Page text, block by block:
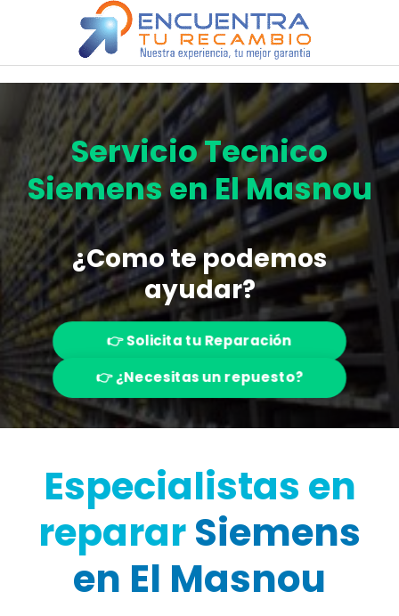
Servicio Tecnico
Siemens en El Masnou
¿Como te podemos
ayudar?
👉 Solicita tu Reparación
👉 ¿Necesitas un repuesto?
Especialistas en
repararSiemens
en El Masnou